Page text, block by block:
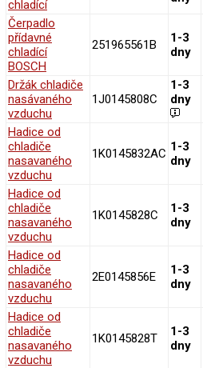
chladící
Čerpadlo
přídavné
chladící
BOSCH
251965561B
1-3
dny
Držák chladiče
nasávaného
vzduchu
1J0145808C
1-3
dny
Hadice od
chladiče
nasavaného
vzduchu
1K0145832AC 1-3
dny
Hadice od
chladiče
nasavaného
vzduchu
1K0145828C
1-3
dny
Hadice od
chladiče
nasavaného
vzduchu
2E0145856E
1-3
dny
Hadice od
chladiče
nasavaného
vzduchu
1K0145828T
1-3
dny